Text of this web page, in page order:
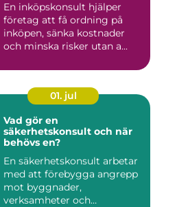
En inköpskonsult hjälper
företag att få ordning på
inköpen, sänka kostnader
och minska risker utan a...
01. jul
Vad gör en
säkerhetskonsult och när
behövs en?
En säkerhetskonsult arbetar
med att förebygga angrepp
mot byggnader,
verksamheter och